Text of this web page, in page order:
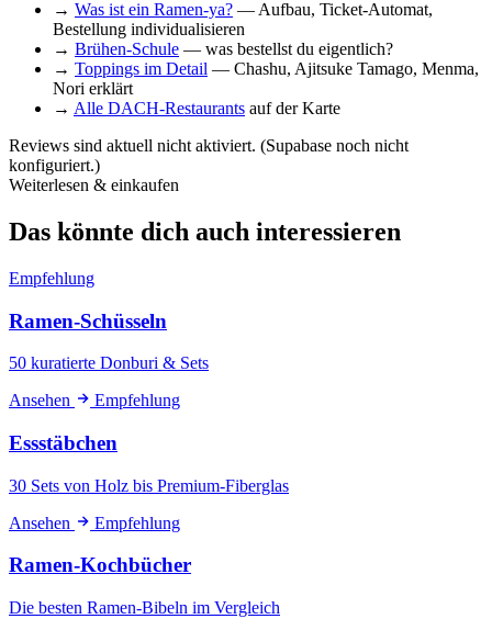
→ Was ist ein Ramen-ya? — Aufbau, Ticket-Automat,
Bestellung individualisieren
→ Brühen-Schule — was bestellst du eigentlich?
→ Toppings im Detail — Chashu, Ajitsuke Tamago, Menma,
Nori erklärt
→ Alle DACH-Restaurants auf der Karte
Reviews sind aktuell nicht aktiviert. (Supabase noch nicht
konfiguriert.)
Weiterlesen & einkaufen
Das könnte dich auch interessieren
Empfehlung
Ramen-Schüsseln
50 kuratierte Donburi & Sets
Ansehen
Empfehlung
Essstäbchen
30 Sets von Holz bis Premium-Fiberglas
Ansehen
Empfehlung
Ramen-Kochbücher
Die besten Ramen-Bibeln im Vergleich